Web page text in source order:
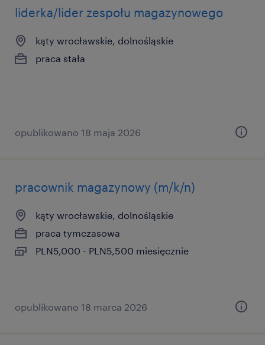
liderka/lider zespołu magazynowego
kąty wrocławskie, dolnośląskie
praca stała
opublikowano 18 maja 2026
pracownik magazynowy (m/k/n)
kąty wrocławskie, dolnośląskie
praca tymczasowa
PLN5,000 - PLN5,500 miesięcznie
opublikowano 18 marca 2026